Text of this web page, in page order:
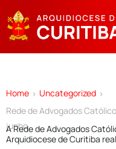
Home > Uncategorized >
Rede de Advogados
junho
A Rede de Advogados
Arquidiocese de Curitiba